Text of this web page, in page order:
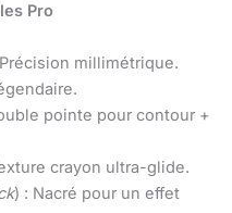
Pro
millimétrique.
pointe pour contour +
crayon ultra-glide.
) : Nacré pour un effet